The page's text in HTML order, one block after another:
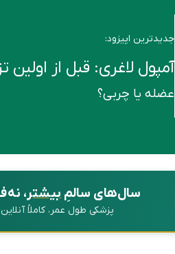
جدیدترین اپیزود:
آمپول لاغری: قبل از اولین تزریق این ۶
عضله یا چربی؟
سال‌های سالمِبیشتر،
پزشکی طول عمر، کاملاً